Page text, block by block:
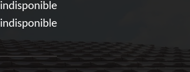
indisponible
indisponible